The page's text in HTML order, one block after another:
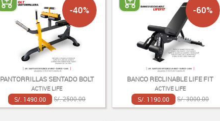
PANTORRILLAS SENTADO BOLT
ACTIVE LIFE
S/. 1490.00 S/. 2500.00
-40%
BANCO RECLINABLE LIFE FIT
ACTIVE LIFE
S/. 1190.00 S/. 3000.00
-60%